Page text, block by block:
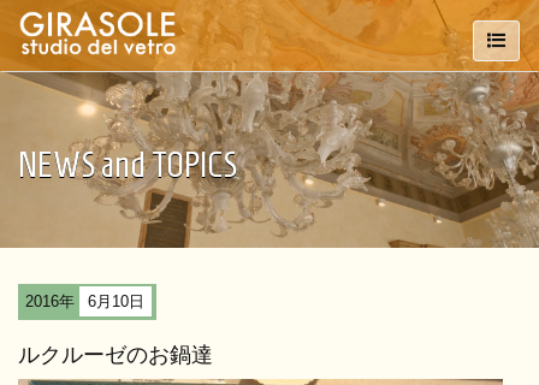
NEWS and TOPICS
2016年 6月10日
ルクルーゼのお鍋達